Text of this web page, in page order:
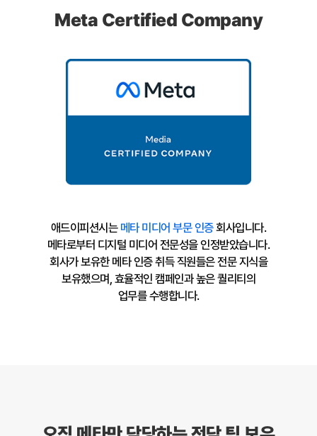
Meta Certified Company
애드이피션시는 메타 미디어 부문 인증회사입니다.
메타로부터 디지털 미디어 전문성을 인정받았습니다.
회사가 보유한 메타 인증 취득 직원들은 전문 지식을
보유했으며, 효율적인 캠페인과 높은 퀄리티의
업무를 수행합니다.